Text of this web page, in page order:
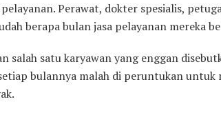
Perawat, dokter spesialis,
berapa bulan jasa pelayanan mereka
salah satu karyawan yang enggan
bulannya malah di peruntukan